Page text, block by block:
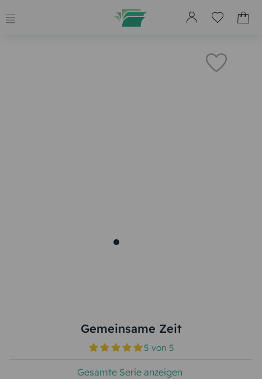
Gemeinsame Zeit
5 von 5
Gesamte Serie anzeigen